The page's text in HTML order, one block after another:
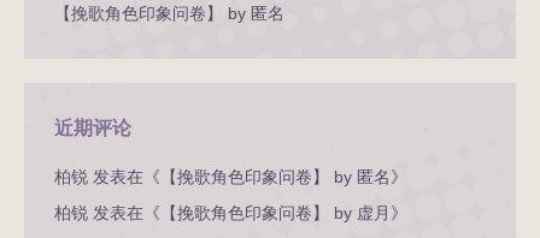
【挽歌角色印象问卷】 by 匿名
近期评论
柏锐 发表在《 【挽歌角色印象问卷】 by 匿名》
柏锐 发表在《 【挽歌角色印象问卷】 by 虚月 》